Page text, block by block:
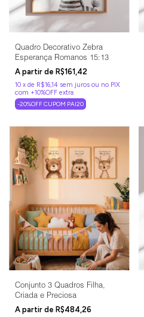
Quadro Decorativo Zebra
Esperança Romanos 15:13
R$161,42
10 x de R$16,14 sem juros
-20%OFF CUPOM PAI20
Conjunto 3 Quadros Filha,
Criada e Preciosa
R$484,26